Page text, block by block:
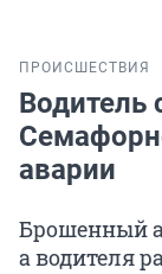
ПРОИСШЕСТВИЯ
Водитель
аварии
Брошенный
а водителя